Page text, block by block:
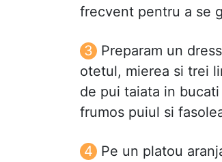
frecvent pentru a se
Preparam un
otetul, mierea si trei
de pui taiata in
frumos puiul si
Pe un platou